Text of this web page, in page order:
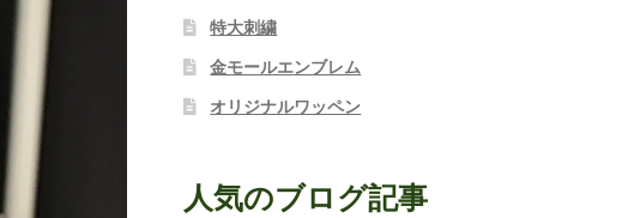
特大刺繍
金モールエンブレム
オリジナルワッペン
人気のブログ記事